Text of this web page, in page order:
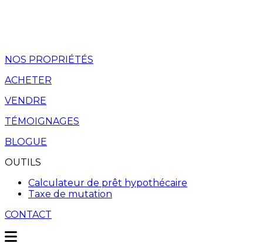
NOS PROPRIÉTÉS
ACHETER
VENDRE
TÉMOIGNAGES
BLOGUE
OUTILS
Calculateur de prêt hypothécaire
Taxe de mutation
CONTACT